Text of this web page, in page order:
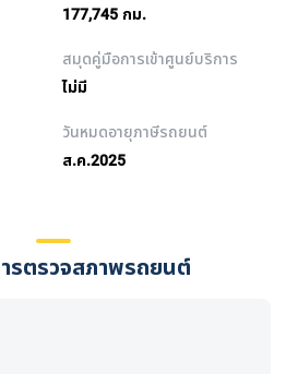
177,745 กม.
สมุดคู่มือการเข้าศูนย์บริการ
ไม่มี
วันหมดอายุภาษีรถยนต์
ส.ค.2025
รตรวจสภาพรถยนต์